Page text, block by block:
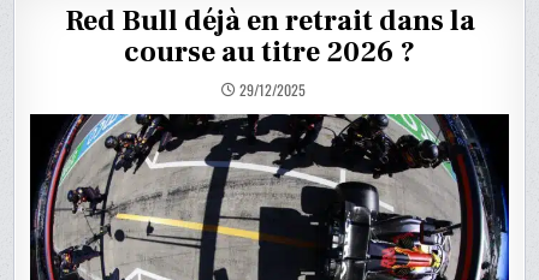
Red Bull déjà en retrait dans la
course au titre 2026 ?
29/12/2025